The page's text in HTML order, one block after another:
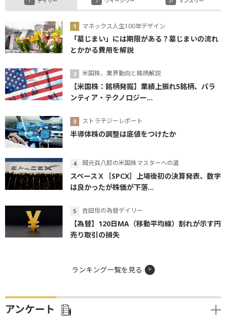
マネックス人生100年デザイン
「墓じまい」には期限がある？墓じまいの流れ
とかかる費用を解説
米国株、業界動向と銘柄解説
【米国株：銘柄発掘】業績上振れ5銘柄、パラ
ンティア・テクノロジー...
ストラテジーレポート
半導体株の調整は底値をつけたか
岡元兵八郎の米国株マスターへの道
スペースＸ［SPCX］上場後初の決算発表、数字
は良かったが株価が下落...
吉田恒の為替デイリー
【為替】120日MA（移動平均線）割れが示す円
売り取引の損失
ランキング一覧を見る
アンケート